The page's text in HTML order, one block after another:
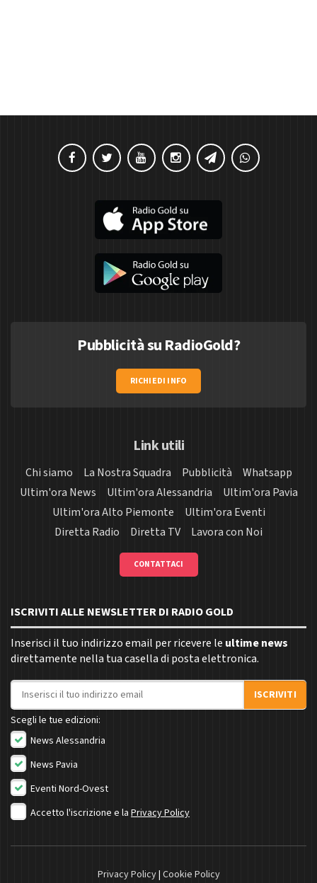
Pubblicità su RadioGold?
RICHIEDI INFO
Link utili
Chi siamo La Nostra Squadra Pubblicità
Whatsapp
Ultim'ora News
Ultim'ora Alessandria
Ultim'ora Pavia
Ultim'ora Alto Piemonte
Ultim'ora Eventi
Diretta Radio
Diretta TV Lavora con Noi
CONTATTACI
ISCRIVITI ALLE NEWSLETTER DI RADIO GOLD
Inserisci il tuo indirizzo email per ricevere le ultime news
direttamente nella tua casella di posta elettronica.
Indirizzo email
ISCRIVITI
Scegli le tue edizioni:
News Alessandria
News Pavia
Eventi Nord-Ovest
Accetto l'iscrizione e la Privacy Policy
Privacy Policy| Cookie Policy